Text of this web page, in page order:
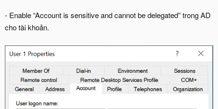
- Enable “Account is sensitive and cannot be delegated” trong AD
cho tài khoản.